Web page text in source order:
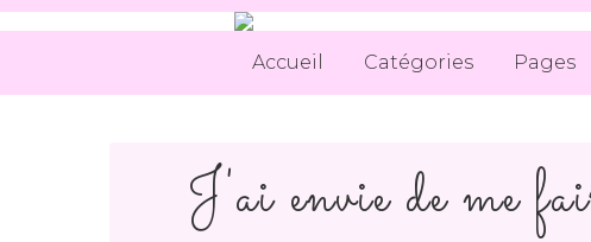
Accueil Catégories Pages
J'ai envie de me